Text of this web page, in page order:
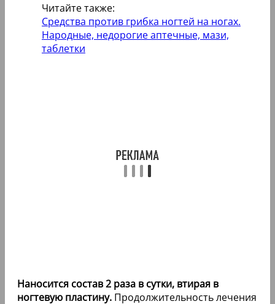
Читайте также:
Средства против грибка ногтей на ногах.
Народные, недорогие аптечные, мази,
таблетки
Наносится состав 2 раза в сутки, втирая в
ногтевую пластину. Продолжительность лечения